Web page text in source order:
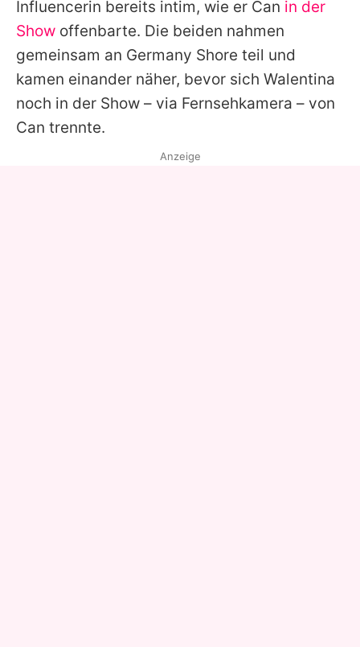
Influencerin bereits intim, wie er Can in der
Show offenbarte. Die beiden nahmen
gemeinsam an Germany Shore teil und
kamen einander näher, bevor sich Walentina
noch in der Show – via Fernsehkamera – von
Can trennte.
Anzeige